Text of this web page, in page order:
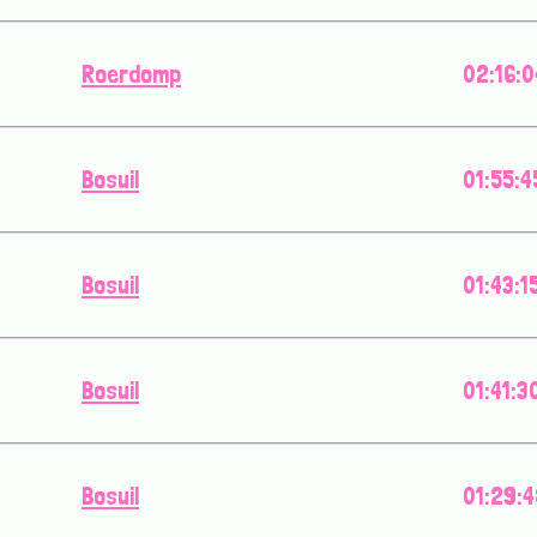
Roerdomp
Bosuil
Bosuil
Bosuil
Bosuil